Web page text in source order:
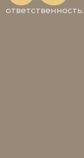
ответственность.